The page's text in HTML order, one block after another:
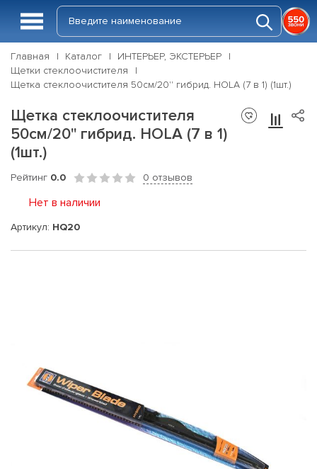
Главная Каталог
ИНТЕРЬЕР, ЭКСТЕРЬЕР
Щетки стеклоочистителя
Щетка стеклоочистителя 50см/20'' гибрид. HOLA (7 в 1) (1шт.)
Щетка стеклоочистителя
50см/20'' гибрид. HOLA (7 в 1)
(1шт.)
Рейтинг 0.0 0 отзывов
Нет в наличии
Артикул: HQ20